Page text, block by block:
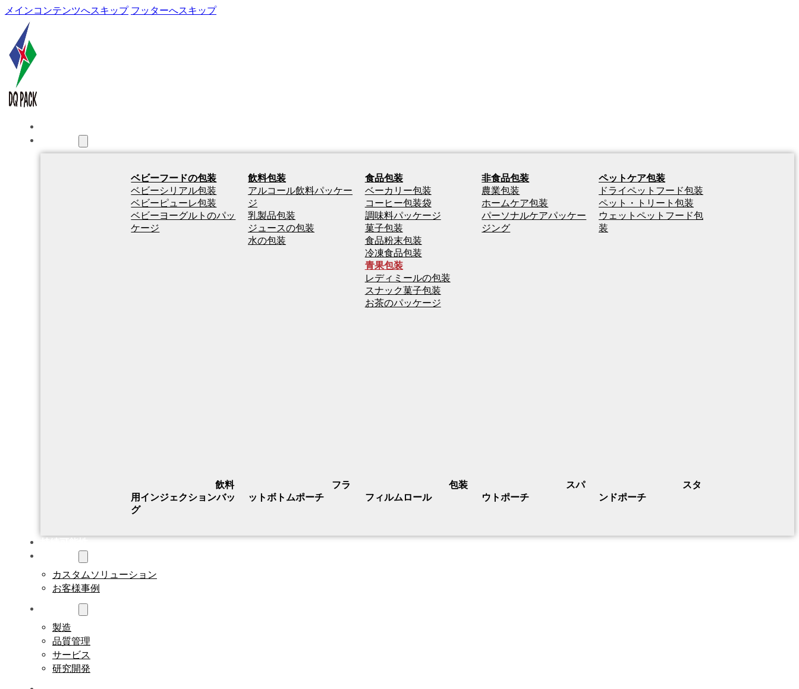
メインコンテンツへスキップ フッターへスキップ
ベビーフードの包装
ベビーシリアル包装
ベビーピューレ包装
ベビーヨーグルトのパッ
ケージ
飲料包装
アルコール飲料パッケー
ジ
乳製品包装
ジュースの包装
水の包装
食品包装
ベーカリー包装
コーヒー包装袋
調味料パッケージ
菓子包装
食品粉末包装
冷凍食品包装
青果包装
レディミールの包装
スナック菓子包装
お茶のパッケージ
非食品包装
農業包装
ホームケア包装
パーソナルケアパッケー
ジング
ペットケア包装
ドライペットフード包装
ペット・トリート包装
ウェットペットフード包
装
飲料
用インジェクションバッ
グ
フラ
ットボトムポーチ
包装
フィルムロール
スパ
ウトポーチ
スタ
ンドポーチ
カスタムソリューション
お客様事例
製造
品質管理
サービス
研究開発